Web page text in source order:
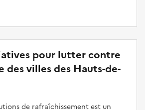
pour lutter contre
des villes des Hauts-de-
de rafraîchissement est un